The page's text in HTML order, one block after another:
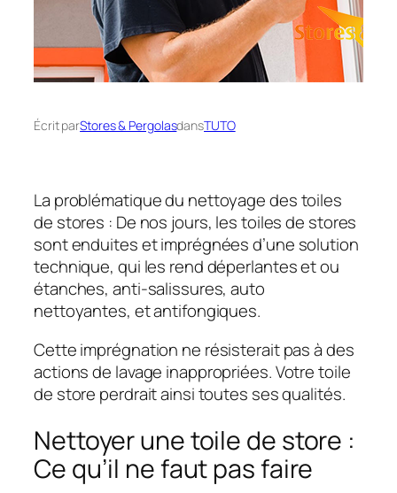
Écrit parStores & PergolasdansTUTO
La problématique du nettoyage des toiles
de stores : De nos jours, les toiles de stores
sont enduites et imprégnées d’une solution
technique, qui les rend déperlantes et ou
étanches, anti-salissures, auto
nettoyantes, et antifongiques.
Cette imprégnation ne résisterait pas à des
actions de lavage inappropriées. Votre toile
de store perdrait ainsi toutes ses qualités.
Nettoyer une toile de store :
Ce qu’il ne faut pas faire